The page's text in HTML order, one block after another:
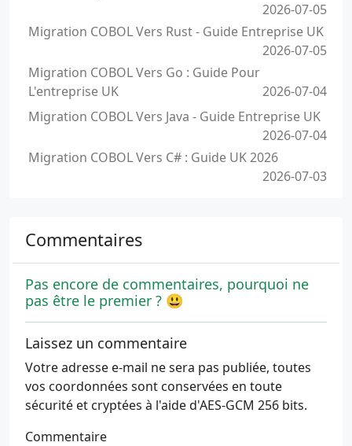
2026-07-05
Migration COBOL Vers Rust - Guide Entreprise UK
2026-07-05
Migration COBOL Vers Go : Guide Pour
L'entreprise UK
2026-07-04
Migration COBOL Vers Java - Guide Entreprise UK
2026-07-04
Migration COBOL Vers C# : Guide UK 2026
2026-07-03
Commentaires
Pas encore de commentaires, pourquoi ne
pas être le premier ? 😃
Laissez un commentaire
Votre adresse e-mail ne sera pas publiée, toutes
vos coordonnées sont conservées en toute
sécurité et cryptées à l'aide d'AES-GCM 256 bits.
Commentaire